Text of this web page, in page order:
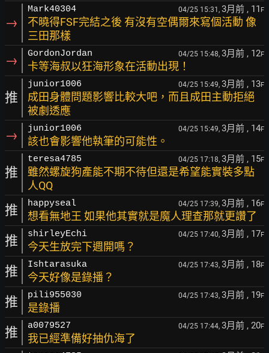
→
Mark40304 04/25 15:31, 3月前 , 11 F
不曉得FSF完結之後 有沒有空偶爾來寫個活動 像
三田那樣
→ GordonJordan 04/25 15:48, 3月前 , 12F
卡等海叔以狂海形象在活動出現！
推
junior1006 04/25 15:49, 3月前 , 13F
成田身體問題影響比較大吧，而且成田主動拒絕
被劇透應
→ junior1006 04/25 15:49, 3月前 , 14F
該也會影響他執筆的可能性。
推
teresa4785 04/25 17:18, 3月前 , 15F
雖然螺旋狗產能不期不待但還是希望能實裝多點
人QQ
推 happyseal 04/25 17:39, 3月前 , 16F
想看無地王 如果他其實就是魔人理查那就更讚了
推 shirleyEchi 04/25 17:40, 3月前 , 17F
今天生放完下週開嗎？
推 Ishtarasuka 04/25 17:43, 3月前 , 18F
今天好像是錄播？
推 pili955030 04/25 17:43, 3月前 , 19F
是錄播
推 a0079527 04/25 17:44, 3月前 , 20F
我已經準備好抽仇海了